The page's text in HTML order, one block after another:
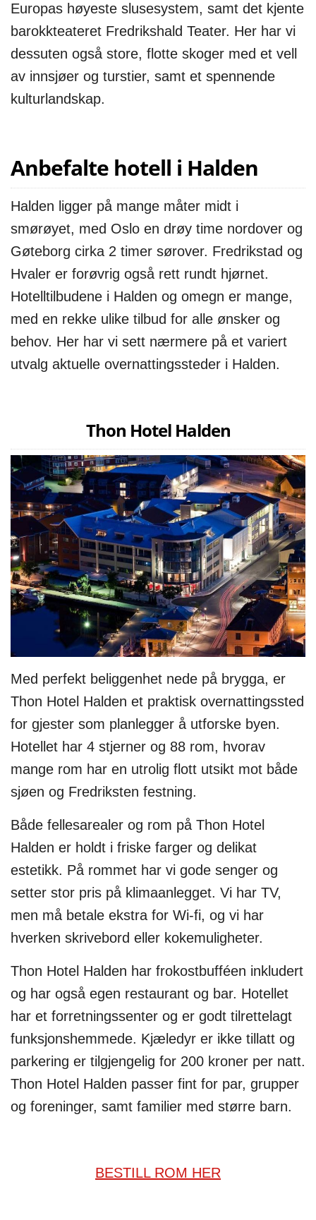
Europas høyeste slusesystem, samt det kjente
barokkteateret Fredrikshald Teater. Her har vi
dessuten også store, flotte skoger med et vell
av innsjøer og turstier, samt et spennende
kulturlandskap.
Anbefalte hotell i Halden
Halden ligger på mange måter midt i
smørøyet, med Oslo en drøy time nordover og
Gøteborg cirka 2 timer sørover. Fredrikstad og
Hvaler er forøvrig også rett rundt hjørnet.
Hotelltilbudene i Halden og omegn er mange,
med en rekke ulike tilbud for alle ønsker og
behov. Her har vi sett nærmere på et variert
utvalg aktuelle overnattingssteder i Halden.
Thon Hotel Halden
Med perfekt beliggenhet nede på brygga, er
Thon Hotel Halden et praktisk overnattingssted
for gjester som planlegger å utforske byen.
Hotellet har 4 stjerner og 88 rom, hvorav
mange rom har en utrolig flott utsikt mot både
sjøen og Fredriksten festning.
Både fellesarealer og rom på Thon Hotel
Halden er holdt i friske farger og delikat
estetikk. På rommet har vi gode senger og
setter stor pris på klimaanlegget. Vi har TV,
men må betale ekstra for Wi-fi, og vi har
hverken skrivebord eller kokemuligheter.
Thon Hotel Halden har frokostbufféen inkludert
og har også egen restaurant og bar. Hotellet
har et forretningssenter og er godt tilrettelagt
funksjonshemmede. Kjæledyr er ikke tillatt og
parkering er tilgjengelig for 200 kroner per natt.
Thon Hotel Halden passer fint for par, grupper
og foreninger, samt familier med større barn.
BESTILL ROM HER